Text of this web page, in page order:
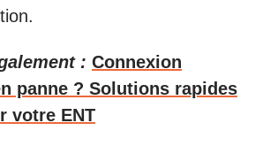
: Connexion
panne ? Solutions rapides
votre ENT